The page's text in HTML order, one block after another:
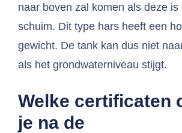
naar boven zal komen als deze
schuim. Dit type hars heeft een
gewicht. De tank kan dus niet
als het grondwaterniveau stijgt.
Welke certificaten
je na de